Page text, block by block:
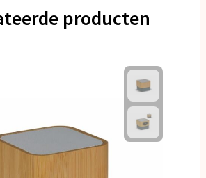
producten